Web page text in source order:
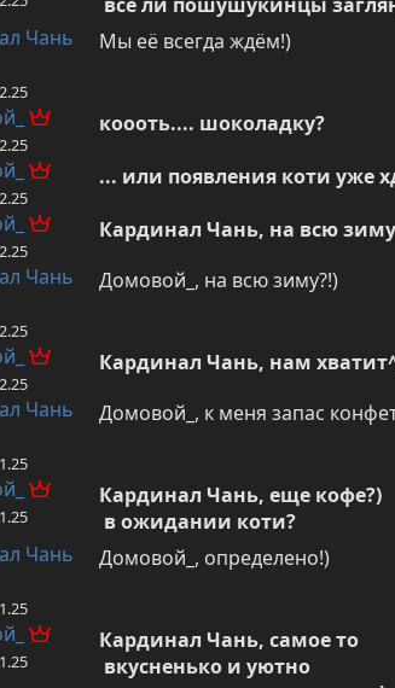
Чань
Мы её всегда ждём!)
коооть.... шоколадку?
... или появления коти уже
Кардинал Чань, на всю
Чань
Домовой_, на всю зиму?!)
Кардинал Чань, нам
Чань
Домовой_, к меня запас
Кардинал Чань, еще кофе?)
в ожидании коти?
Чань
Домовой_, определено!)
Кардинал Чань, самое то